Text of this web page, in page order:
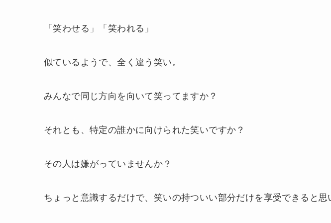
「笑わせる」「笑われる」
似ているようで、全く違う笑い。
みんなで同じ方向を向いて笑ってますか？
それとも、特定の誰かに向けられた笑いですか？
その人は嫌がっていませんか？
ちょっと意識するだけで、笑いの持ついい部分だけを享受できると思